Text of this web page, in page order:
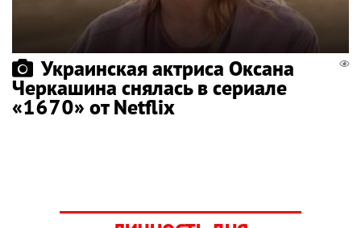
Украинская актриса Оксана
Черкашина снялась в сериале
«1670» от Netflix